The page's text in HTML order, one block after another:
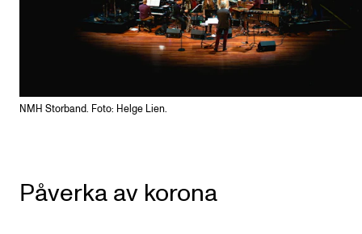
NMH Storband. Foto: Helge Lien.
Påverka av korona